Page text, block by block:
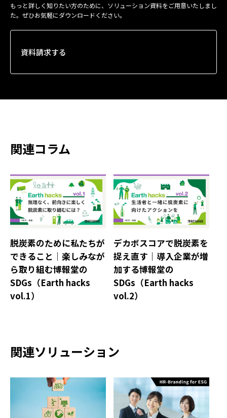
もっと詳しく知りたい方のために、ソリューション資料をご用意いたしまし
た。ぜひお気軽にダウンロードください。
資料請求する
関連コラム
脱炭素のために私たちが
できること｜楽しみなが
ら取り組む博報堂の
SDGs（Earth hacks
vol.1）
デカボスコアで脱炭素を
捉え直す｜導入企業が増
加する博報堂の
SDGs（Earth hacks
vol.2）
関連ソリューション